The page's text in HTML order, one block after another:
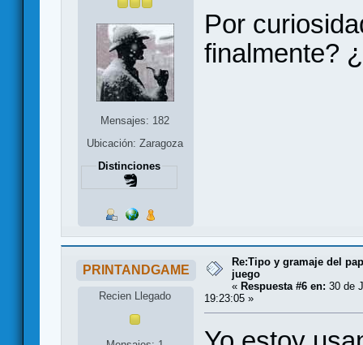
Mensajes: 182
Ubicación: Zaragoza
Distinciones
Por
finalmente?
PRINTANDGAME
Recien Llegado
Re:Tipo y gramaje del
juego
« Respuesta #6 en: 30 de
19:23:05 »